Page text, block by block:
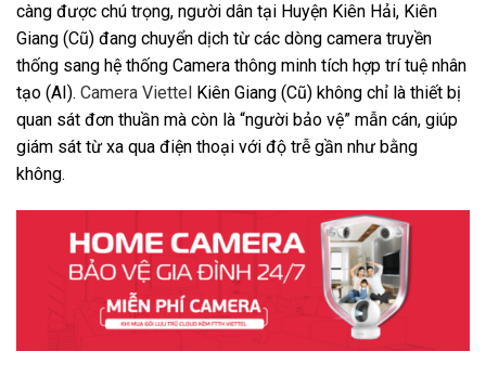
càng được chú trọng, người dân tại Huyện Kiên Hải, Kiên
Giang (Cũ) đang chuyển dịch từ các dòng camera truyền
thống sang hệ thống Camera thông minh tích hợp trí tuệ nhân
tạo (AI). Camera Viettel Kiên Giang (Cũ) không chỉ là thiết bị
quan sát đơn thuần mà còn là “người bảo vệ” mẫn cán, giúp
giám sát từ xa qua điện thoại với độ trễ gần như bằng
không.